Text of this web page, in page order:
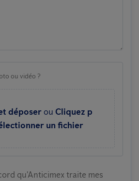
ou vidéo ?
déposerou Cliquez p
un fichier
qu'Anticimex traite mes